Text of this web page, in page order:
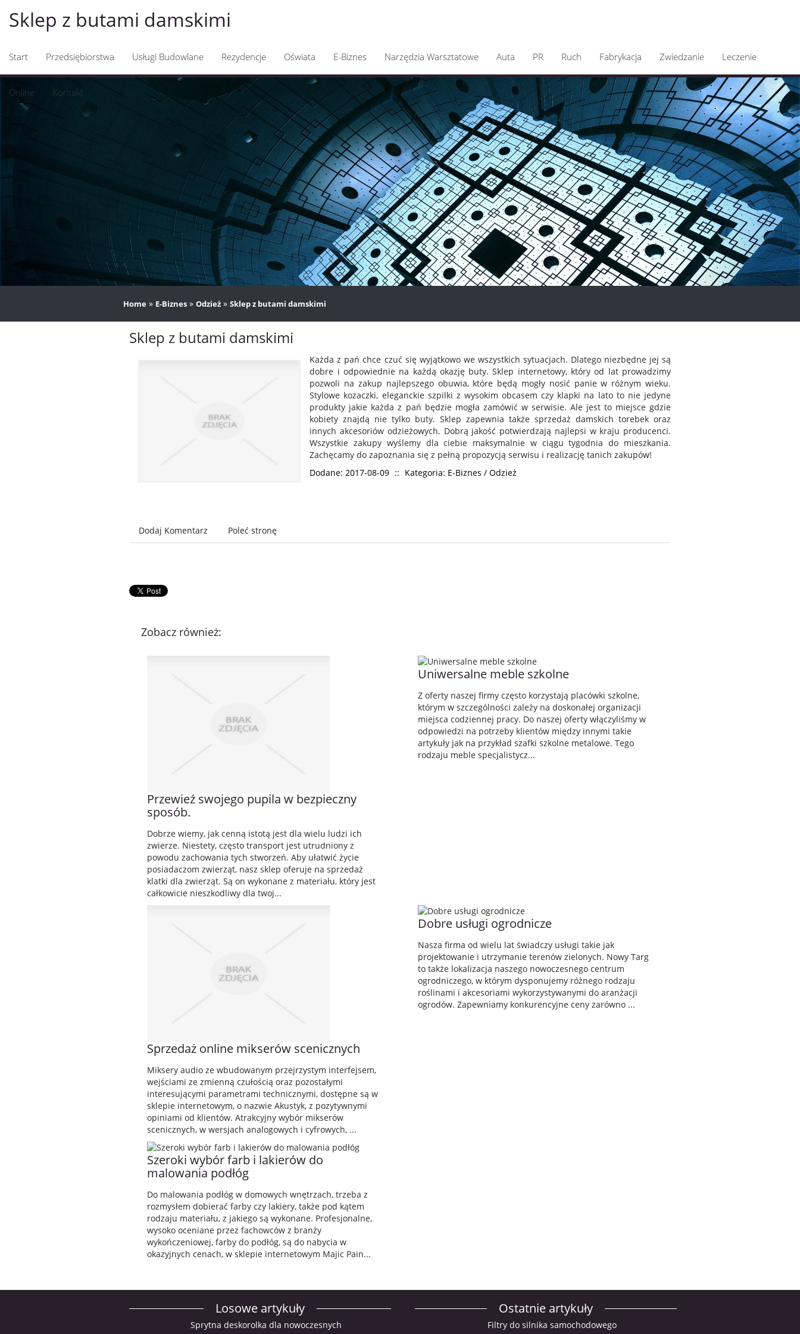
Sklep z butami damskimi
Start Przedsiębiorstwa Usługi Budowlane Rezydencje Oświata E-Biznes Narzędzia Warsztatowe Auta PR Ruch Fabrykacja Zwiedzanie Leczenie
Online Kontakt
Home » E-Biznes » Odzież » Sklep z butami damskimi
Sklep z butami damskimi
Każda z pań chce czuć się wyjątkowo we wszystkich sytuacjach. Dlatego niezbędne jej są
dobre i odpowiednie na każdą okazję buty. Sklep internetowy, który od lat prowadzimy
pozwoli na zakup najlepszego obuwia, które będą mogły nosić panie w różnym wieku.
Stylowe kozaczki, eleganckie szpilki z wysokim obcasem czy klapki na lato to nie jedyne
produkty jakie każda z pań będzie mogła zamówić w serwisie. Ale jest to miejsce gdzie
kobiety znajdą nie tylko buty. Sklep zapewnia także sprzedaż damskich torebek oraz
innych akcesoriów odzieżowych. Dobrą jakość potwierdzają najlepsi w kraju producenci.
Wszystkie zakupy wyślemy dla ciebie maksymalnie w ciągu tygodnia do mieszkania.
Zachęcamy do zapoznania się z pełną propozycją serwisu i realizację tanich zakupów!
Dodane: 2017-08-09 :: Kategoria: E-Biznes / Odzież
Dodaj Komentarz Poleć stronę
Zobacz również:
Przewieź swojego pupila w bezpieczny
sposób.
Dobrze wiemy, jak cenną istotą jest dla wielu ludzi ich
zwierze. Niestety, często transport jest utrudniony z
powodu zachowania tych stworzeń. Aby ułatwić życie
posiadaczom zwierząt, nasz sklep oferuje na sprzedaż
klatki dla zwierząt. Są on wykonane z materiału, który jest
całkowicie nieszkodliwy dla twoj...
Uniwersalne meble szkolne
Z oferty naszej firmy często korzystają placówki szkolne,
którym w szczególności zależy na doskonałej organizacji
miejsca codziennej pracy. Do naszej oferty włączyliśmy w
odpowiedzi na potrzeby klientów między innymi takie
artykuły jak na przykład szafki szkolne metalowe. Tego
rodzaju meble specjalistycz...
Sprzedaż online mikserów scenicznych
Miksery audio ze wbudowanym przejrzystym interfejsem,
wejściami ze zmienną czułością oraz pozostałymi
interesującymi parametrami technicznymi, dostępne są w
sklepie internetowym, o nazwie Akustyk, z pozytywnymi
opiniami od klientów. Atrakcyjny wybór mikserów
scenicznych, w wersjach analogowych i cyfrowych, ...
Dobre usługi ogrodnicze
Nasza firma od wielu lat świadczy usługi takie jak
projektowanie i utrzymanie terenów zielonych. Nowy Targ
to także lokalizacja naszego nowoczesnego centrum
ogrodniczego, w którym dysponujemy różnego rodzaju
roślinami i akcesoriami wykorzystywanymi do aranżacji
ogrodów. Zapewniamy konkurencyjne ceny zarówno ...
Szeroki wybór farb i lakierów do
malowania podłóg
Do malowania podłóg w domowych wnętrzach, trzeba z
rozmysłem dobierać farby czy lakiery, także pod kątem
rodzaju materiału, z jakiego są wykonane. Profesjonalne,
wysoko oceniane przez fachowców z branży
wykończeniowej, farby do podłóg, są do nabycia w
okazyjnych cenach, w sklepie internetowym Majic Pain...
Losowe artykuły
Sprytna deskorolka dla nowoczesnych
Ostatnie artykuły
Filtry do silnika samochodowego